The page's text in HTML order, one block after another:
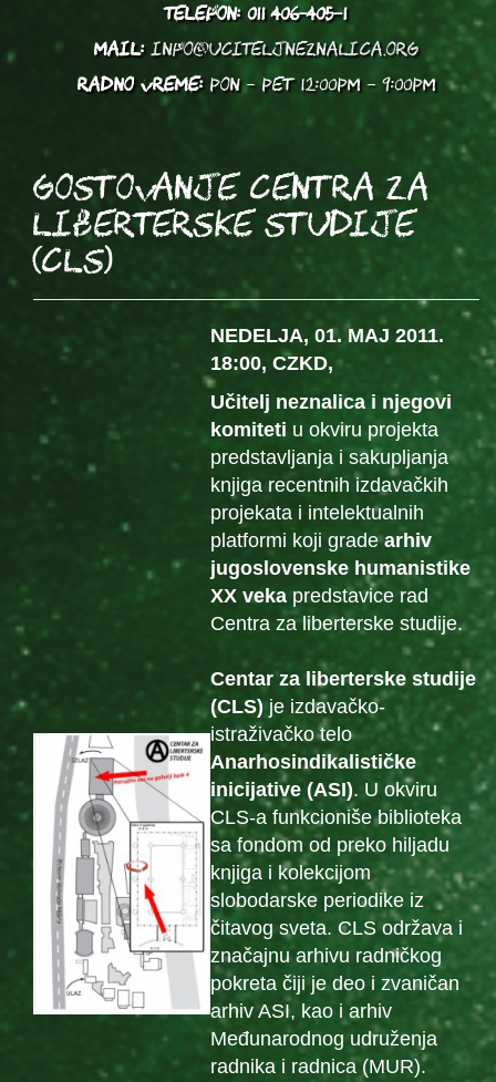
TELEFON: 011 406-405-1
MAIL: info@uciteljneznalica.org
RADNO VREME:PON - PET 12:00PM - 9:00PM
GOSTOVANJE CENTRA ZA
LIBERTERSKE STUDIJE
(CLS)
NEDELJA, 01. MAJ 2011.
18:00, CZKD,
Učitelj neznalica i njegovi
komiteti u okviru projekta
predstavljanja i sakupljanja
knjiga recentnih izdavačkih
projekata i intelektualnih
platformi koji gradearhiv
jugoslovenske humanistike
XX veka predstavice rad
Centra za liberterske studije.
Centar za liberterske studije
(CLS)je izdavačko-
istraživačko telo
Anarhosindikalističke
inicijative (ASI). U okviru
CLS-a funkcioniše biblioteka
sa fondom od preko hiljadu
knjiga i kolekcijom
slobodarske periodike iz
čitavog sveta. CLS održava i
značajnu arhivu radničkog
pokreta čiji je deo i zvaničan
arhiv ASI, kao i arhiv
Međunarodnog udruženja
radnika i radnica (MUR).